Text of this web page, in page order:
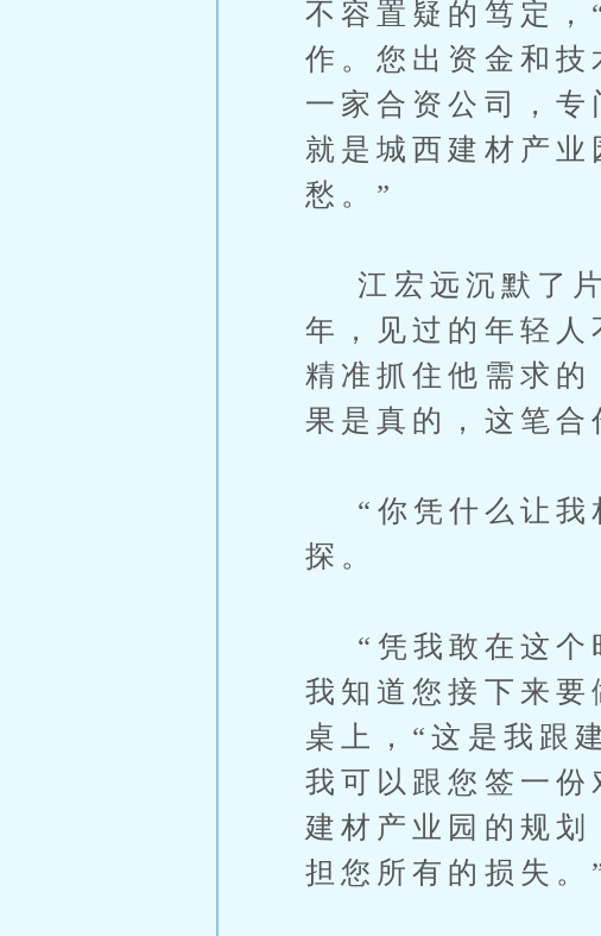
不容置疑的笃定
作。您出资金和
一家合资公司，专
就是城西建材产
愁。”
江宏远沉默了片
年，见过的年轻
精准抓住他需求
果是真的，这笔合
“你凭什么让我
探。
“凭我敢在这个
我知道您接下来
桌上，“这是我跟
我可以跟您签一
建材产业园的规
担您所有的损失。